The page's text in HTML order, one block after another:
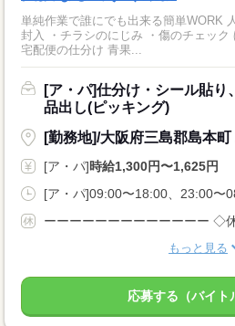
単純作業で誰にでも出来る簡単WORK
封入 ・チラシのにじみ ・傷のチェック
宅配便の仕分け 青果...
[ア・パ]仕分け・シール貼り
品出し(ピッキング)
[勤務地]/大阪府三島郡島本町
[ア・パ]時給1,300円〜1,625円
[ア・パ]09:00〜18:00、23:00〜
もっと見る
応募する（バイト